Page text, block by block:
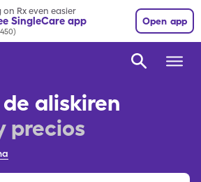
Rx even easier
SingleCare app Open app
aliskiren
precios